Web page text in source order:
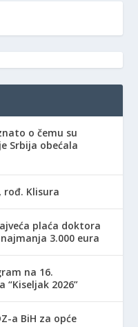
o čemu su
Srbija obećala
rođ. Klisura
plaća doktora
3.000 eura
na 16.
2026”
a BiH za opće